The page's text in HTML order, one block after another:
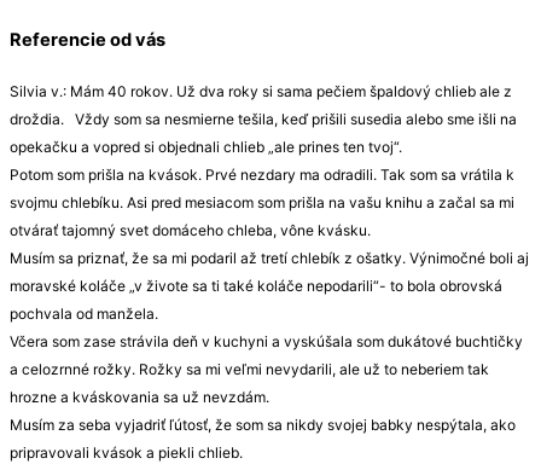
Referencie od vás
Silvia v.: Mám 40 rokov. Už dva roky si sama pečiem špaldový chlieb ale z
droždia. Vždy som sa nesmierne tešila, keď prišili susedia alebo sme išli na
opekačku a vopred si objednali chlieb „ale prines ten tvoj“.
Potom som prišla na kvások. Prvé nezdary ma odradili. Tak som sa vrátila k
svojmu chlebíku. Asi pred mesiacom som prišla na vašu knihu a začal sa mi
otvárať tajomný svet domáceho chleba, vône kvásku.
Musím sa priznať, že sa mi podaril až tretí chlebík z ošatky. Výnimočné boli aj
moravské koláče „v živote sa ti také koláče nepodarili“- to bola obrovská
pochvala od manžela.
Včera som zase strávila deň v kuchyni a vyskúšala som dukátové buchtičky
a celozrnné rožky. Rožky sa mi veľmi nevydarili, ale už to neberiem tak
hrozne a kváskovania sa už nevzdám.
Musím za seba vyjadriť ľútosť, že som sa nikdy svojej babky nespýtala, ako
pripravovali kvások a piekli chlieb.